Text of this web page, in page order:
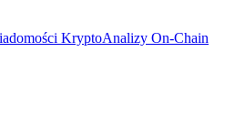
KryptoAnalizy On-Chain